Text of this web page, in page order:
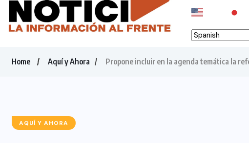
Home Aquí y Ahora Propone incluir en la agenda temática la
AQUÍ Y AHORA